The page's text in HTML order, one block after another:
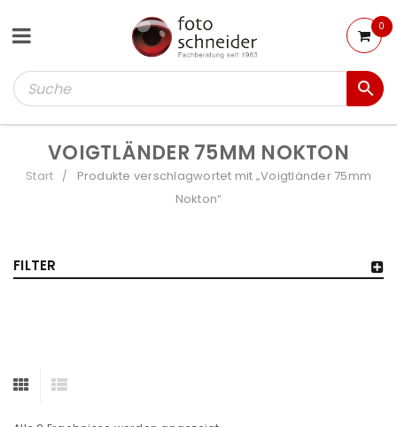
0
VOIGTLÄNDER 75MM NOKTON
Start /
Produkte verschlagwortet mit „Voigtländer 75mm
Nokton“
FILTER